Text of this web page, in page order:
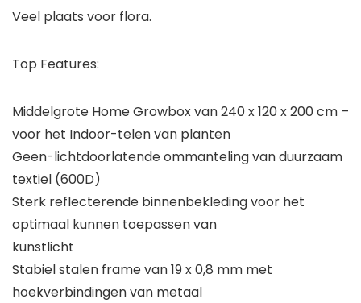
Veel plaats voor flora.
Top Features:
Middelgrote Home Growbox van 240 x 120 x 200 cm –
voor het Indoor-telen van planten
Geen-lichtdoorlatende ommanteling van duurzaam
textiel (600D)
Sterk reflecterende binnenbekleding voor het
optimaal kunnen toepassen van
kunstlicht
Stabiel stalen frame van 19 x 0,8 mm met
hoekverbindingen van metaal